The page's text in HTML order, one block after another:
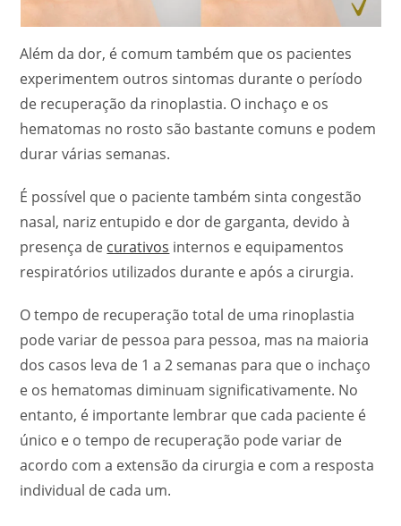
Além da dor, é comum também que os pacientes
experimentem outros sintomas durante o período
de recuperação da rinoplastia. O inchaço e os
hematomas no rosto são bastante comuns e podem
durar várias semanas.
É possível que o paciente também sinta congestão
nasal, nariz entupido e dor de garganta, devido à
presença de curativos internos e equipamentos
respiratórios utilizados durante e após a cirurgia.
O tempo de recuperação total de uma rinoplastia
pode variar de pessoa para pessoa, mas na maioria
dos casos leva de 1 a 2 semanas para que o inchaço
e os hematomas diminuam significativamente. No
entanto, é importante lembrar que cada paciente é
único e o tempo de recuperação pode variar de
acordo com a extensão da cirurgia e com a resposta
individual de cada um.